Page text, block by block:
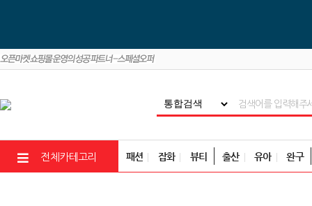
전체카테고리 패션 잡화 뷰티 출산 유아 완구